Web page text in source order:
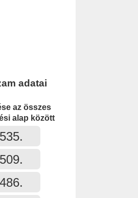
adatai
az összes
alap között
535.
509.
486.